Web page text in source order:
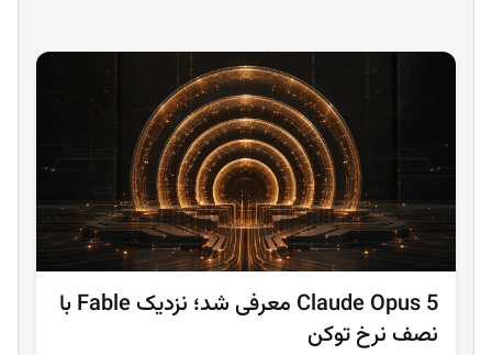
Claude Opus 5 معرفی شد؛ نزدیک Fable با
نصف نرخ توکن